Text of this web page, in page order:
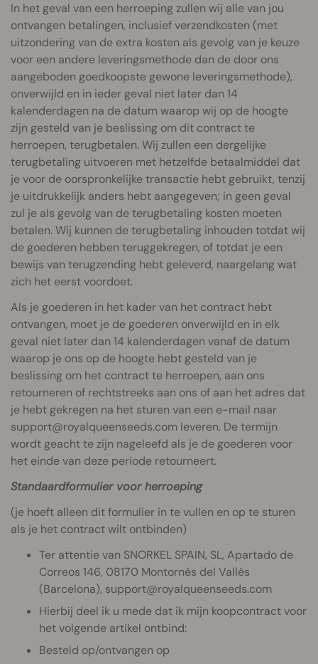
In het geval van een herroeping zullen wij alle van jou
ontvangen betalingen, inclusief verzendkosten (met
uitzondering van de extra kosten als gevolg van je keuze
voor een andere leveringsmethode dan de door ons
aangeboden goedkoopste gewone leveringsmethode),
onverwijld en in ieder geval niet later dan 14
kalenderdagen na de datum waarop wij op de hoogte
zijn gesteld van je beslissing om dit contract te
herroepen, terugbetalen. Wij zullen een dergelijke
terugbetaling uitvoeren met hetzelfde betaalmiddel dat
je voor de oorspronkelijke transactie hebt gebruikt, tenzij
je uitdrukkelijk anders hebt aangegeven; in geen geval
zul je als gevolg van de terugbetaling kosten moeten
betalen. Wij kunnen de terugbetaling inhouden totdat wij
de goederen hebben teruggekregen, of totdat je een
bewijs van terugzending hebt geleverd, naargelang wat
zich het eerst voordoet.
Als je goederen in het kader van het contract hebt
ontvangen, moet je de goederen onverwijld en in elk
geval niet later dan 14 kalenderdagen vanaf de datum
waarop je ons op de hoogte hebt gesteld van je
beslissing om het contract te herroepen, aan ons
retourneren of rechtstreeks aan ons of aan het adres dat
je hebt gekregen na het sturen van een e-mail naar
support@royalqueenseeds.com leveren. De termijn
wordt geacht te zijn nageleefd als je de goederen voor
het einde van deze periode retourneert.
Standaardformulier voor herroeping
(je hoeft alleen dit formulier in te vullen en op te sturen
als je het contract wilt ontbinden)
Ter attentie van SNORKEL SPAIN, SL, Apartado de
Correos 146, 08170 Montornés del Vallés
(Barcelona), support@royalqueenseeds.com
Hierbij deel ik u mede dat ik mijn koopcontract voor
het volgende artikel ontbind:
Besteld op/ontvangen op